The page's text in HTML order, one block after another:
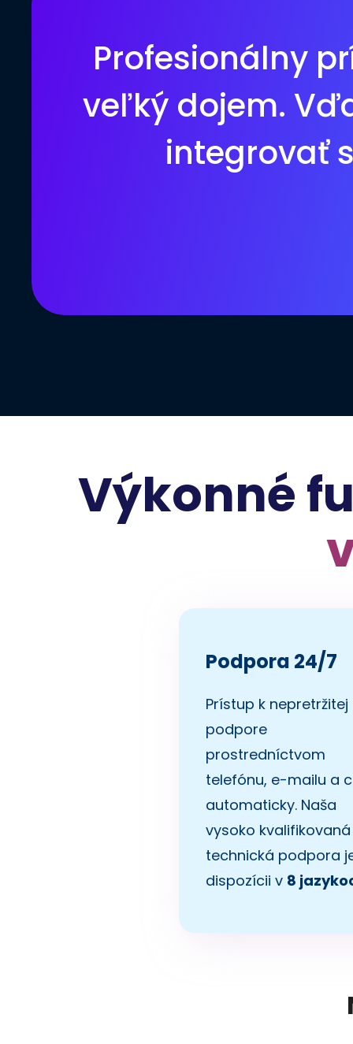
Profesionálny
veľký dojem.
integrovať
Výkonné
Podpora 24/7
Prístup k nepretržitej
podpore
prostredníctvom
telefónu, e-mailu a
automaticky. Naša
vysoko kvalifikovaná
technická podpora
dispozícii v 8